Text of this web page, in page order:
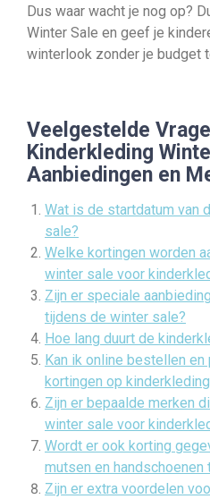
Dus waar wacht je nog op?
Winter Sale en geef je
winterlook zonder je budget
Veelgestelde
Kinderkleding
Aanbiedingen en
Wat is de startdatum van
sale?
Welke kortingen worden
winter sale voor
Zijn er speciale
tijdens de winter sale?
Hoe lang duurt de
Kan ik online bestellen en
kortingen op
Zijn er bepaalde merken
winter sale voor
Wordt er ook korting
mutsen en
Zijn er extra voordelen